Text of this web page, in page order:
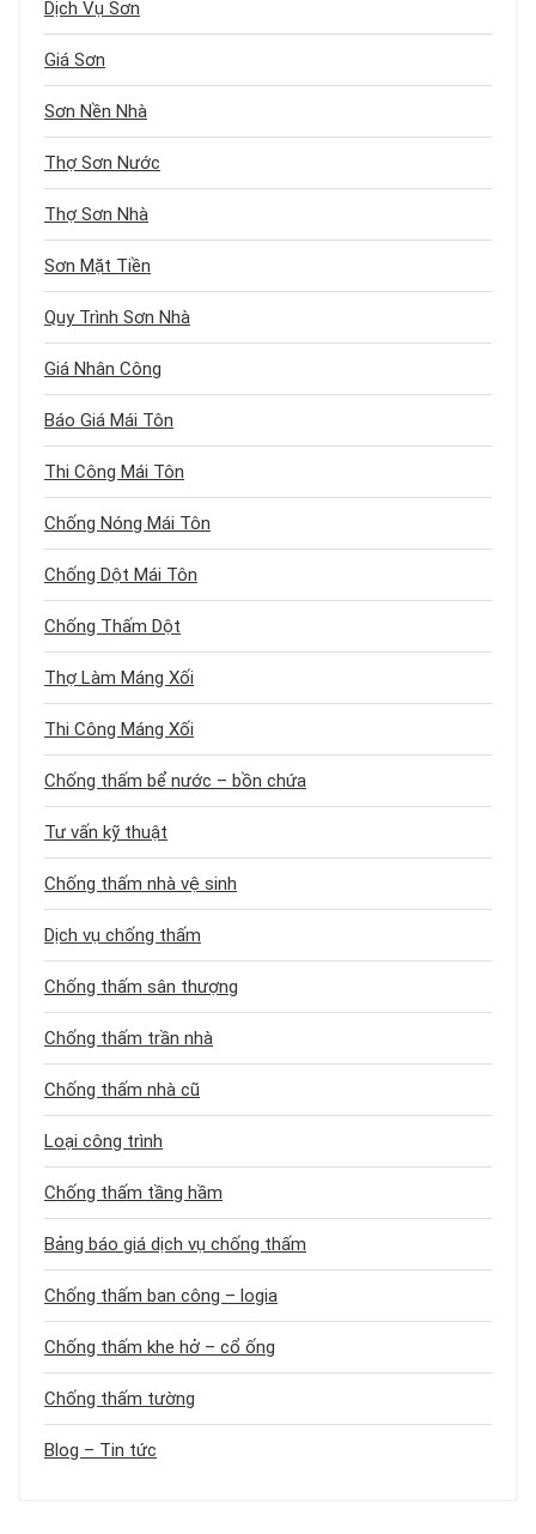
Dịch Vụ Sơn
Giá Sơn
Sơn Nền Nhà
Thợ Sơn Nước
Thợ Sơn Nhà
Sơn Mặt Tiền
Quy Trình Sơn Nhà
Giá Nhân Công
Báo Giá Mái Tôn
Thi Công Mái Tôn
Chống Nóng Mái Tôn
Chống Dột Mái Tôn
Chống Thấm Dột
Thợ Làm Máng Xối
Thi Công Máng Xối
Chống thấm bể nước – bồn chứa
Tư vấn kỹ thuật
Chống thấm nhà vệ sinh
Dịch vụ chống thấm
Chống thấm sân thượng
Chống thấm trần nhà
Chống thấm nhà cũ
Loại công trình
Chống thấm tầng hầm
Bảng báo giá dịch vụ chống thấm
Chống thấm ban công – logia
Chống thấm khe hở – cổ ống
Chống thấm tường
Blog – Tin tức